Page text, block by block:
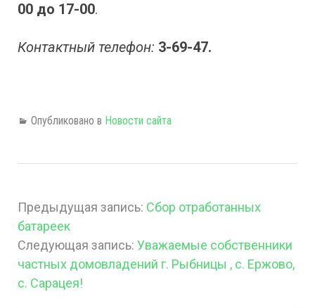
00 до 17-00.
Контактный телефон: 3-69-47.
Опубликовано в Новости сайта
Предыдущая запись: Сбор отработанных
батареек
Следующая запись: Уважаемые собственники
частных домовладений г. Рыбницы , с. Ержово,
с. Сарацея!